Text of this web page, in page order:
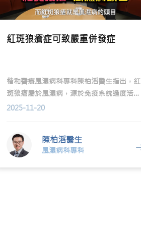
紅斑狼瘡症可致嚴重併發症
楷和醫療風濕病科專科陳柏滔醫生指出，紅
斑狼瘡屬於風濕病，源於免疫系統過度活
躍，產生異常抗體攻擊器官，導致器官衰竭
2025-11-20
陳柏滔醫生
風濕病科專科